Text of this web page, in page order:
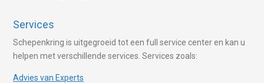
Services
Schepenkring is uitgegroeid tot een full service center en kan u
helpen met verschillende services. Services zoals:
Advies van Experts